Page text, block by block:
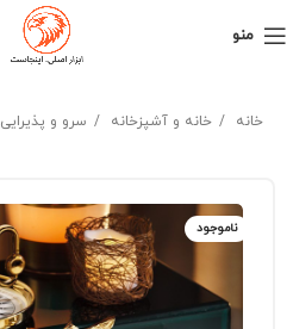
منو
خانه خانه و آشپزخانه سرو و پذیرایی
ناموجود